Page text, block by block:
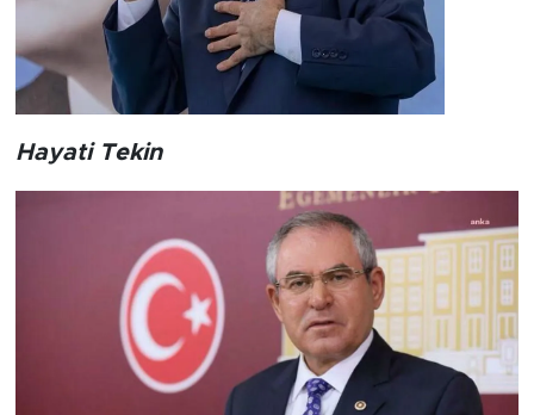
Hayati Tekin